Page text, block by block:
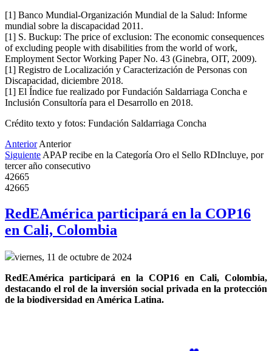
[1] Banco Mundial-Organización Mundial de la Salud: Informe
mundial sobre la discapacidad 2011.
[1] S. Buckup: The price of exclusion: The economic consequences
of excluding people with disabilities from the world of work,
Employment Sector Working Paper No. 43 (Ginebra, OIT, 2009).
[1] Registro de Localización y Caracterización de Personas con
Discapacidad, diciembre 2018.
[1] El Índice fue realizado por Fundación Saldarriaga Concha e
Inclusión Consultoría para el Desarrollo en 2018.
Crédito texto y fotos: Fundación Saldarriaga Concha
Anterior Anterior
Siguiente APAP recibe en la Categoría Oro el Sello RDIncluye, por
tercer año consecutivo
42665
42665
RedEAmérica participará en la COP16
en Cali, Colombia
viernes, 11 de octubre de 2024
RedEAmérica participará en la COP16 en Cali, Colombia,
destacando el rol de la inversión social privada en la protección
de la biodiversidad en América Latina.